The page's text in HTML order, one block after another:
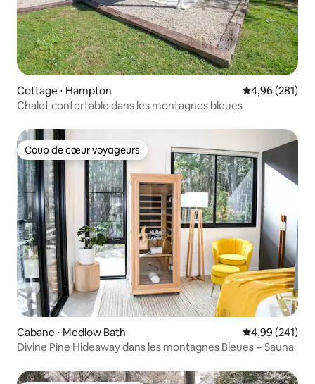
Cottage ⋅ Hampton Évaluation
4,96 (281)
Chalet confortable dans les montagnes bleues
Coup de cœur voyageurs
Coup de cœur voyageurs
Cabane ⋅ Medlow Bath Évaluation
4,99 (241)
Divine Pine Hideaway dans les montagnes Bleues + Sauna